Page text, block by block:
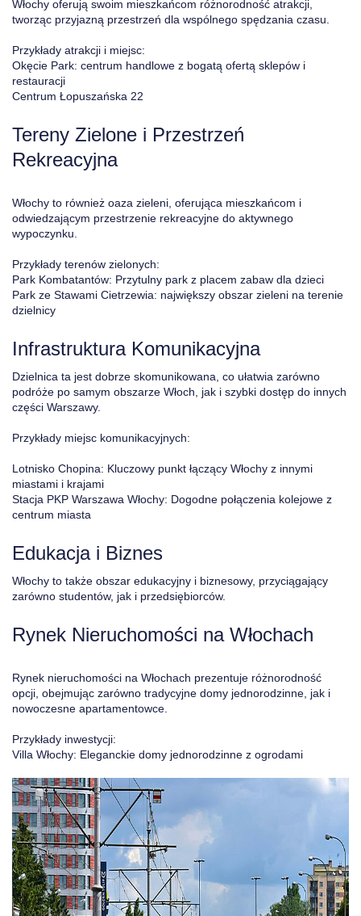
Włochy oferują swoim mieszkańcom różnorodność atrakcji,
tworząc przyjazną przestrzeń dla wspólnego spędzania czasu.
Przykłady atrakcji i miejsc:
Okęcie Park: centrum handlowe z bogatą ofertą sklepów i
restauracji
Centrum Łopuszańska 22
Tereny Zielone i Przestrzeń
Rekreacyjna
Włochy to również oaza zieleni, oferująca mieszkańcom i
odwiedzającym przestrzenie rekreacyjne do aktywnego
wypoczynku.
Przykłady terenów zielonych:
Park Kombatantów: Przytulny park z placem zabaw dla dzieci
Park ze Stawami Cietrzewia: największy obszar zieleni na terenie
dzielnicy
Infrastruktura Komunikacyjna
Dzielnica ta jest dobrze skomunikowana, co ułatwia zarówno
podróże po samym obszarze Włoch, jak i szybki dostęp do innych
części Warszawy.
Przykłady miejsc komunikacyjnych:
Lotnisko Chopina: Kluczowy punkt łączący Włochy z innymi
miastami i krajami
Stacja PKP Warszawa Włochy: Dogodne połączenia kolejowe z
centrum miasta
Edukacja i Biznes
Włochy to także obszar edukacyjny i biznesowy, przyciągający
zarówno studentów, jak i przedsiębiorców.
Rynek Nieruchomości na Włochach
Rynek nieruchomości na Włochach prezentuje różnorodność
opcji, obejmując zarówno tradycyjne domy jednorodzinne, jak i
nowoczesne apartamentowce.
Przykłady inwestycji:
Villa Włochy: Eleganckie domy jednorodzinne z ogrodami